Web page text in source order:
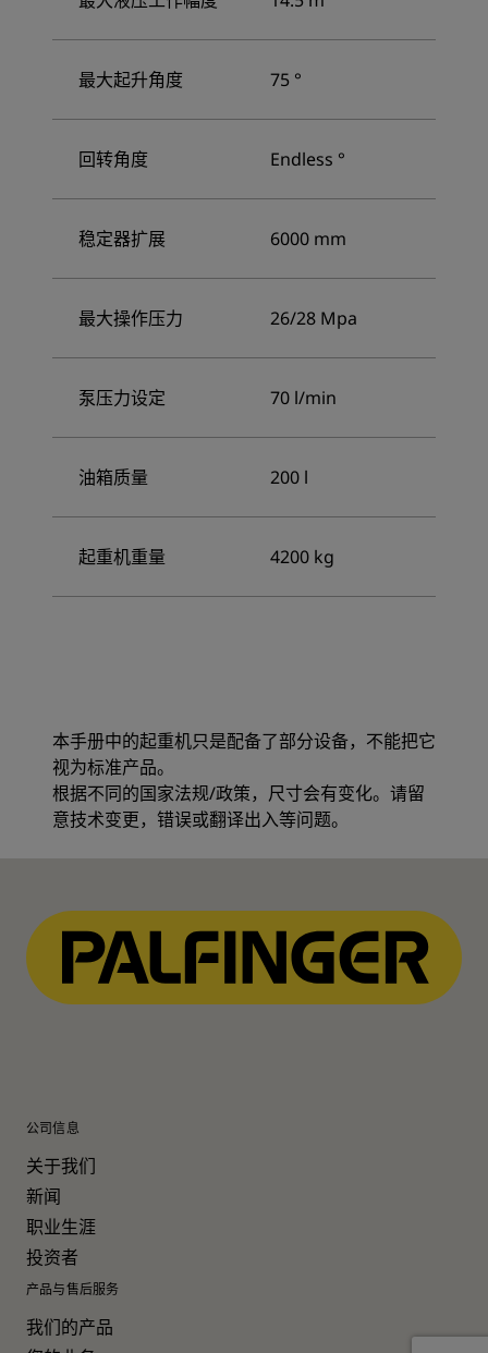
最大起升角度 75 °
回转角度 Endless °
稳定器扩展 6000 mm
最大操作压力 26/28 Mpa
泵压力设定 70 l/min
油箱质量 200 l
起重机重量 4200 kg
本手册中的起重机只是配备了部分设备，不能把它
视为标准产品。
根据不同的国家法规/政策，尺寸会有变化。请留
意技术变更，错误或翻译出入等问题。
公司信息
关于我们
新闻
职业生涯
投资者
产品与售后服务
我们的产品